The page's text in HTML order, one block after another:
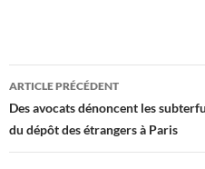
Navigation
des
articles
ARTICLE PRÉCÉDENT
Des avocats dénoncent les
du dépôt des étrangers à Paris